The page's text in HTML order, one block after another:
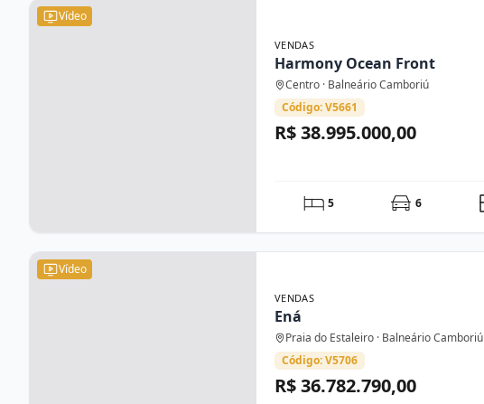
Vídeo
VENDAS
Harmony Ocean Front
Centro · Balneário Camboriú
Código: V5661
R$ 38.995.000,00
5 6
Vídeo
VENDAS
Ená
Praia do Estaleiro · Balneário Camboriú
Código: V5706
R$ 36.782.790,00